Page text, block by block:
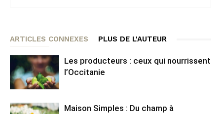
ARTICLES CONNEXES PLUS DE L'AUTEUR
Les producteurs : ceux qui nourrissent
l’Occitanie
Maison Simples : Du champ à